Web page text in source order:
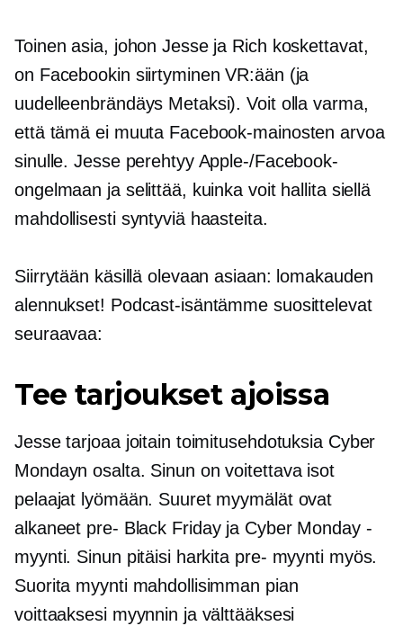
Toinen asia, johon Jesse ja Rich koskettavat,
on Facebookin siirtyminen VR:ään (ja
uudelleenbrändäys Metaksi). Voit olla varma,
että tämä ei muuta Facebook-mainosten arvoa
sinulle. Jesse perehtyy Apple-/Facebook-
ongelmaan ja selittää, kuinka voit hallita siellä
mahdollisesti syntyviä haasteita.
Siirrytään käsillä olevaan asiaan: lomakauden
alennukset! Podcast-isäntämme suosittelevat
seuraavaa:
Tee tarjoukset ajoissa
Jesse tarjoaa joitain toimitusehdotuksia Cyber ​​
Mondayn osalta. Sinun on voitettava isot
pelaajat lyömään. Suuret myymälät ovat
alkaneet pre- Black Friday ja Cyber ​​Monday -
myynti. Sinun pitäisi harkita pre- myynti myös.
Suorita myynti mahdollisimman pian
voittaaksesi myynnin ja välttääksesi